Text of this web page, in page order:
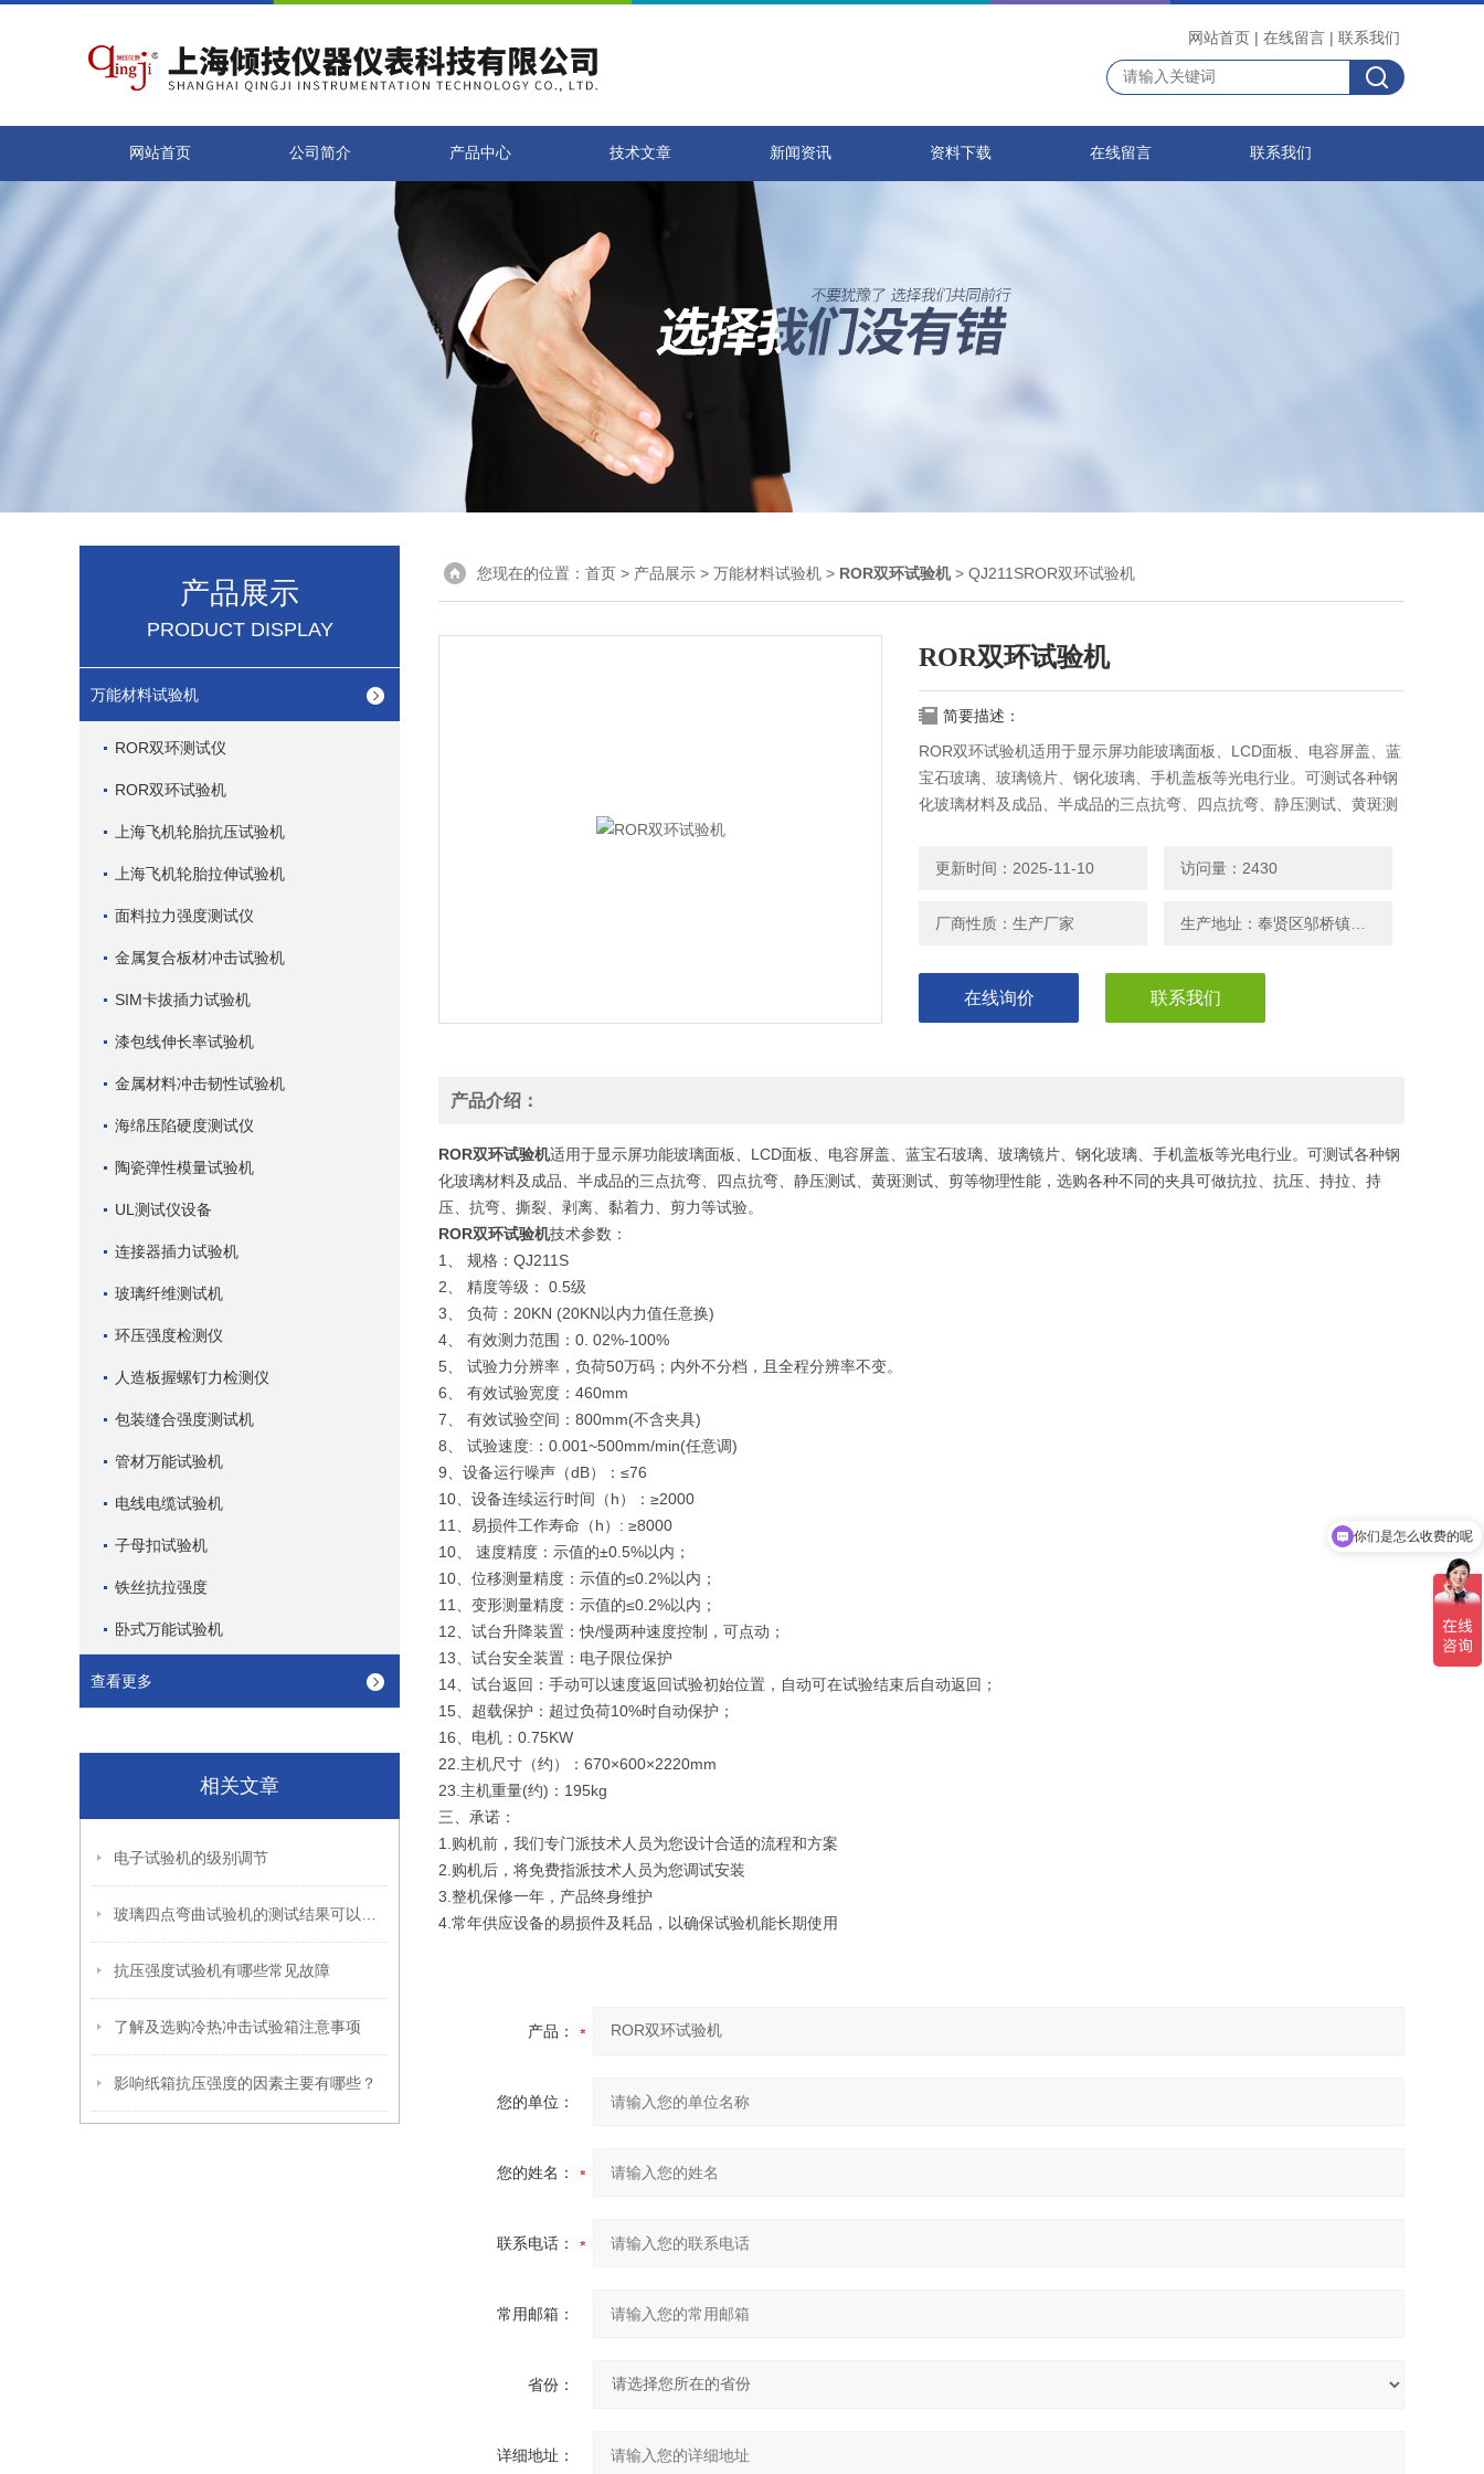
网站首页 | 在线留言 | 联系我们
网站首页 公司简介 产品中心 技术文章 新闻资讯 资料下载 在线留言 联系我们
产品展示
PRODUCT DISPLAY
万能材料试验机
ROR双环测试仪
ROR双环试验机
上海飞机轮胎抗压试验机
上海飞机轮胎拉伸试验机
面料拉力强度测试仪
金属复合板材冲击试验机
SIM卡拔插力试验机
漆包线伸长率试验机
金属材料冲击韧性试验机
海绵压陷硬度测试仪
陶瓷弹性模量试验机
UL测试仪设备
连接器插力试验机
玻璃纤维测试机
环压强度检测仪
人造板握螺钉力检测仪
包装缝合强度测试机
管材万能试验机
电线电缆试验机
子母扣试验机
铁丝抗拉强度
卧式万能试验机
查看更多
相关文章
电子试验机的级别调节
抗压强度试验机有哪些常见故障
了解及选购冷热冲击试验箱注意事项
影响纸箱抗压强度的因素主要有哪些？
您现在的位置： 首页 > 产品展示 > 万能材料试验机 > ROR双环试验机> QJ211SROR双环试验机
ROR双环试验机
简要描述：
ROR双环试验机适用于显示屏功能玻璃面板、LCD面板、电容屏盖、蓝
宝石玻璃、玻璃镜片、钢化玻璃、手机盖板等光电行业。可测试各种钢
化玻璃材料及成品、半成品的三点抗弯、四点抗弯、静压测试、黄斑测
压、抗弯、撕裂、剥离、黏着力、剪力等试验
更新时间：2025-11-10 访问量：2430
厂商性质：生产厂家
在线询价 联系我们
产品介绍：
ROR双环试验机适用于显示屏功能玻璃面板、LCD面板、电容屏盖、蓝宝石玻璃、玻璃镜片、钢化玻璃、手机盖板等光电行业。可测试各种钢
化玻璃材料及成品、半成品的三点抗弯、四点抗弯、静压测试、黄斑测试、剪等物理性能，选购各种不同的夹具可做抗拉、抗压、持拉、持
压、抗弯、撕裂、剥离、黏着力、剪力等试验。
ROR双环试验机技术参数：
1、 规格：QJ211S
2、 精度等级： 0.5级
3、 负荷：20KN (20KN以内力值任意换)
4、 有效测力范围：0. 02%-100%
5、 试验力分辨率，负荷50万码；内外不分档，且全程分辨率不变。
6、 有效试验宽度：460mm
7、 有效试验空间：800mm(不含夹具)
8、 试验速度:：0.001~500mm/min(任意调)
9、设备运行噪声（dB）：≤76
10、设备连续运行时间（h）：≥2000
11、易损件工作寿命（h）: ≥8000
10、 速度精度：示值的±0.5%以内；
10、位移测量精度：示值的≤0.2%以内；
11、变形测量精度：示值的≤0.2%以内；
12、试台升降装置：快/慢两种速度控制，可点动；
13、试台安全装置：电子限位保护
14、试台返回：手动可以速度返回试验初始位置，自动可在试验结束后自动返回；
15、超载保护：超过负荷10%时自动保护；
16、电机：0.75KW
22.主机尺寸（约）：670×600×2220mm
23.主机重量(约)：195kg
三、 承诺：
1.购机前，我们专门派技术人员为您设计合适的流程和方案
2.购机后，将免费指派技术人员为您调试安装
3.整机保修一年，产品终身维护
4.常年供应设备的易损件及耗品，以确保试验机能长期使用
产品：
您的单位：
您的姓名：
联系电话：
常用邮箱：
省份：
详细地址：
现在有优惠活动吗